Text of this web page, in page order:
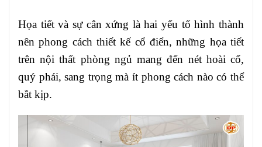
Họa tiết và sự cân xứng là hai yếu tố hình thành
nên phong cách thiết kế cổ điển, những họa tiết
trên nội thất phòng ngủ mang đến nét hoài cổ,
quý phái, sang trọng mà ít phong cách nào có thể
bắt kịp.